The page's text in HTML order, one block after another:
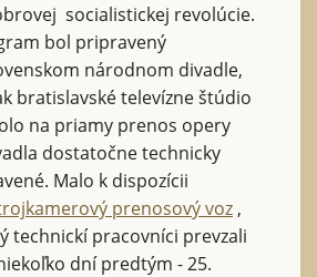
socialistickej revolúcie.
bol pripravený
národnom divadle,
bratislavské televízne štúdio
na priamy prenos opery
dostatočne technicky
Malo k dispozícii
prenosový voz ,
technickí pracovníci prevzali
dní predtým - 25.